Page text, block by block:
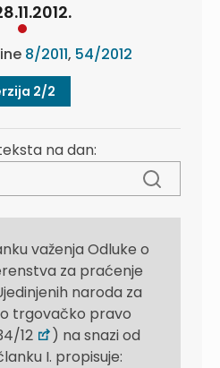
8/2011, 54/2012
2/2
na dan:
važenja Odluke o
za praćenje
naroda za
trgovačko pravo
12
) na snazi od
članku I. propisuje: